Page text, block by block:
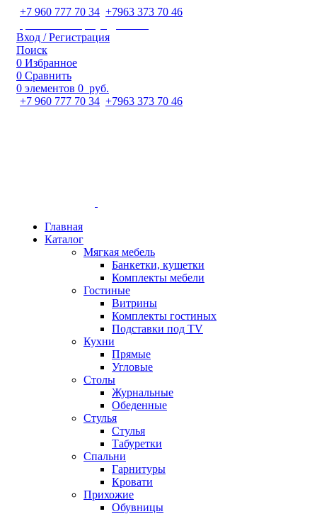
+7 960 777 70 34 +7963 373 70 46
Вход / Регистрация
Поиск
0 Избранное
0 Сравнить
0 элементов 0 руб.
+7 960 777 70 34 +7963 373 70 46
Главная
Каталог
Мягкая мебель
Банкетки, кушетки
Комплекты мебели
Гостиные
Витрины
Комплекты гостиных
Подставки под TV
Кухни
Прямые
Угловые
Столы
Журнальные
Обеденные
Стулья
Стулья
Табуретки
Спальни
Гарнитуры
Кровати
Прихожие
Обувницы